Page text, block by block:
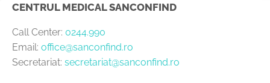
CENTRUL MEDICAL SANCONFIND
Call Center: 0244.990
Email: office@sanconfind.ro
Secretariat: secretariat@sanconfind.ro